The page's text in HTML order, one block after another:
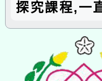
探究課程,一